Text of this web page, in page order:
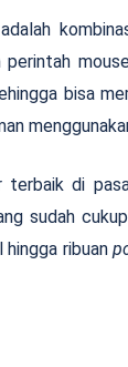
adalah
perintah
bisa
di
sudah
hingga ribuan